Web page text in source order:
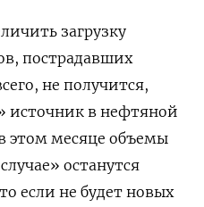
загрузку
пострадавших
не получится,
источник в нефтяной
этом месяце объемы
останутся
если не будет новых